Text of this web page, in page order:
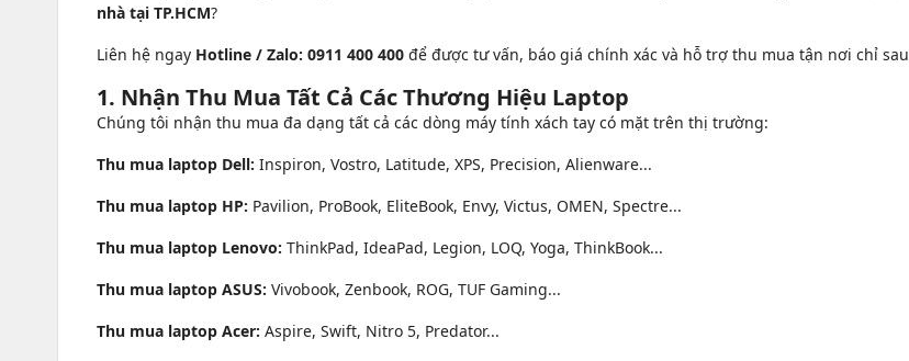
nhà tại TP.HCM?
Liên hệ ngay Hotline / Zalo: 0911 400 400 để được tư vấn, báo giá chính xác và hỗ trợ thu mua tận nơi chỉ sau
1. Nhận Thu Mua Tất Cả Các Thương Hiệu Laptop
Chúng tôi nhận thu mua đa dạng tất cả các dòng máy tính xách tay có mặt trên thị trường:
Thu mua laptop Dell: Inspiron, Vostro, Latitude, XPS, Precision, Alienware...
Thu mua laptop HP: Pavilion, ProBook, EliteBook, Envy, Victus, OMEN, Spectre...
Thu mua laptop Lenovo: ThinkPad, IdeaPad, Legion, LOQ, Yoga, ThinkBook...
Thu mua laptop ASUS: Vivobook, Zenbook, ROG, TUF Gaming...
Thu mua laptop Acer: Aspire, Swift, Nitro 5, Predator...